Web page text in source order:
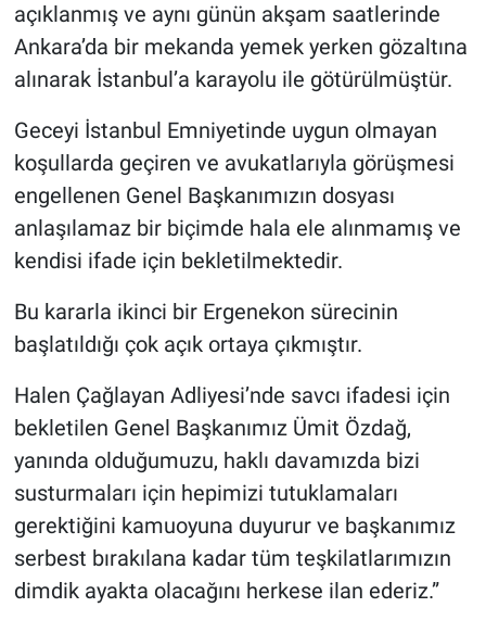
açıklanmış ve aynı günün akşam saatlerinde
Ankara’da bir mekanda yemek yerken gözaltına
alınarak İstanbul’a karayolu ile götürülmüştür.
Geceyi İstanbul Emniyetinde uygun olmayan
koşullarda geçiren ve avukatlarıyla görüşmesi
engellenen Genel Başkanımızın dosyası
anlaşılamaz bir biçimde hala ele alınmamış ve
kendisi ifade için bekletilmektedir.
Bu kararla ikinci bir Ergenekon sürecinin
başlatıldığı çok açık ortaya çıkmıştır.
Halen Çağlayan Adliyesi’nde savcı ifadesi için
bekletilen Genel Başkanımız Ümit Özdağ,
yanında olduğumuzu, haklı davamızda bizi
susturmaları için hepimizi tutuklamaları
gerektiğini kamuoyuna duyurur ve başkanımız
serbest bırakılana kadar tüm teşkilatlarımızın
dimdik ayakta olacağını herkese ilan ederiz.”